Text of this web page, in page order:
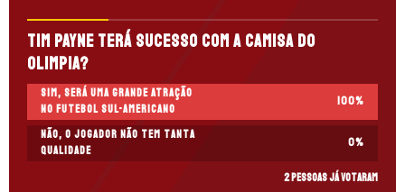
Tim Payne terá sucesso com a camisa do
Olimpia?
Sim, será uma grande atração
no futebol sul-americano
100%
Não, o jogador não tem tanta
qualidade
0%
2 pessoas já votaram